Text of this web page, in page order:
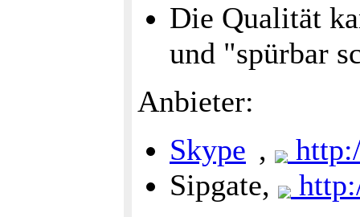
Die Qualität
und "spürbar
Anbieter:
Skype ,
Sipgate,